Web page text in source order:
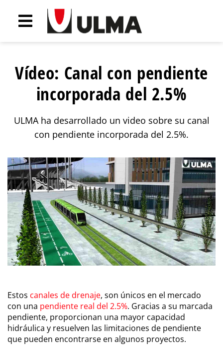
Vídeo: Canal con pendiente
incorporada del 2.5%
ULMA ha desarrollado un video sobre su canal
con pendiente incorporada del 2.5%.
Estos canales de drenaje, son únicos en el mercado
con una pendiente real del 2.5%. Gracias a su marcada
pendiente, proporcionan una mayor capacidad
hidráulica y resuelven las limitaciones de pendiente
que pueden encontrarse en algunos proyectos.